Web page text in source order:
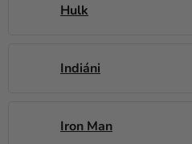
Hulk
Indiáni
Iron Man